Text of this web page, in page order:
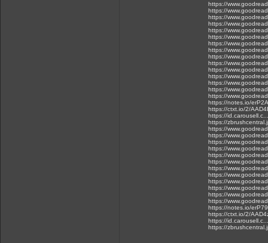
https://
https://
https://
https://
https://
https://
https://
https://
https://
https://
https://
https://
https://
https://
https://
https://notes.io/erP2A
https://ctxt.io/2/
https://
https://
https://
https://
https://
https://
https://
https://
https://
https://
https://
https://
https://
https://
https://notes.io/erP79
https://ctxt.io/2/
https://
https://